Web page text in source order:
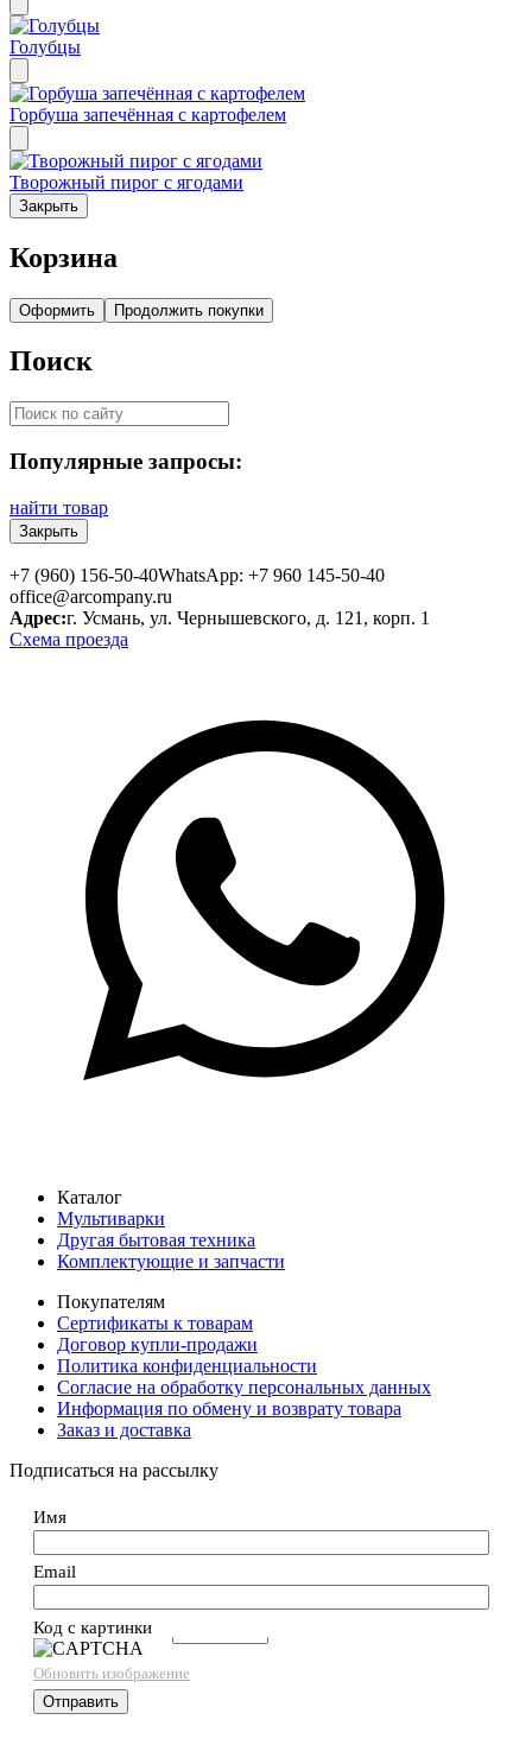
Голубцы
Горбуша запечённая с картофелем
Творожный пирог с ягодами
Закрыть
Корзина
Оформить Продолжить покупки
Поиск
Популярные запросы:
найти товар
Закрыть
+7 (960) 156-50-40WhatsApp: +7 960 145-50-40
office@arcompany.ru
Адрес:г. Усмань, ул. Чернышевского, д. 121, корп. 1
Схема проезда
Каталог
Мультиварки
Другая бытовая техника
Комплектующие и запчасти
Покупателям
Сертификаты к товарам
Договор купли-продажи
Политика конфиденциальности
Согласие на обработку персональных данных
Информация по обмену и возврату товара
Заказ и доставка
Подписаться на рассылку
Имя
Email
Код с картинки→
Обновить изображение